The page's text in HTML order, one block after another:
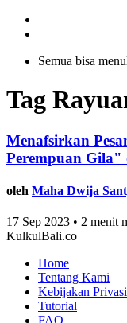
Semua bisa
Tag
Menafsirkan
Perempuan Gila"
oleh Maha Dwija
17 Sep 2023 • 2 menit
KulkulBali.co
Home
Tentang Kami
Kebijakan Privasi
Tutorial